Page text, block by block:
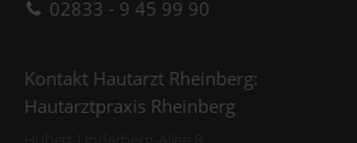
02833 - 9 45 99 90
Kontakt Hautarzt Rheinberg:
Hautarztpraxis Rheinberg